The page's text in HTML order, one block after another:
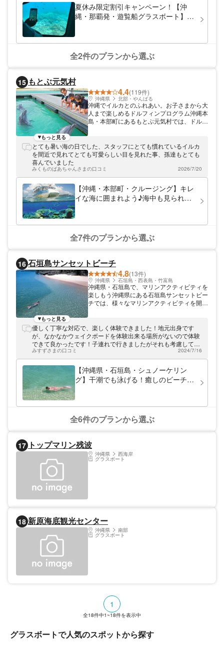
夏休み限定割引キャンペーン！【沖
縄・那覇発・遊覧船グラスボート】ブ
全2件のプランから選ぶ
15 もとぶ元気村
4.4(119件)
沖縄県 北部・やんばる
沖縄でイルカとのふれあい。お子さまから大
人まで楽しめるドルフィンプログラム沖縄本
島・本部町にあるもとぶ元気村では、ドルフ
めます。イルカはとても賢い動物で人間が大
好きなので、すぐに仲良くなれますよ。本部
ーチや瀬底ビーチといった国内有数の透明度
を誇るビーチも近くにあります。ぜひ足を伸
ばしてくださいね。
もっと見る
とても暑い海の日でした、スタッフにとても慣れているイルカ
を間近で見れてとても可愛らしい目を見れた事、孫達もとても
喜んでいました
みくものばあちゃんさまの口コミ 2026/7/20
【沖縄・本部町・クルージング】キレ
イな海に囲まれよう♪海中も見られる
全7件のプランから選ぶ
16 石垣島サンセットビーチ
4.8(13件)
沖縄県 石垣島・西表島・竹富島
沖縄県・石垣島で、マリンアクティビティを
楽しもう沖縄県にある石垣島サンセットビー
チでは、様々なマリンアクティビティを開催
透明度が高く、たくさんのお魚や珊瑚礁も見
られます！
もっと見る
優しく丁寧な対応で、楽しく体験できました！地元出身です
が、なかなかウェイクボードを体験出来る場所がないので体験
できて良かったです！子連れで行きましたがそれも考慮してく
れました。順番がくるまでは海で泳いで過ごせて良かったで
す。石垣の中でも、砂浜がきれいでちょうどいい深さもあり、
魚もいたりで1番いいビーチだと思いました！次はsupなどもや
りたいと思いました！
みすずさまの口コミ 2024/7/16
【沖縄県・石垣島・シュノーケリン
グ】干潮でも泳げる！癒しのビーチで
全6件のプランから選ぶ
17 トップマリン残波
沖縄県 西海岸
グラスボート
18 新原海底観光センター
沖縄県 南部
グラスボート
1
全18件中1~18件を表示中
グラスボートで人気のスポットから探す